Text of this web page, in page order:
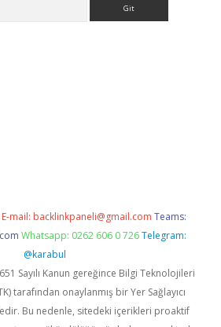
E-mail: backlinkpaneli@gmail.com Teams:
Whatsapp: 0262 606 0 726 Telegram:
@karabul
Sayılı Kanun gereğince Bilgi Teknolojileri
tarafından onaylanmış bir Yer Sağlayıcı
Bu nedenle, sitedeki içerikleri proaktif